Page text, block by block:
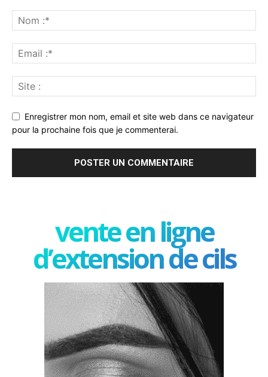
Enregistrer mon nom, email et site web dans ce navigateur
pour la prochaine fois que je commenterai.
vente en ligne
d’extension de cils